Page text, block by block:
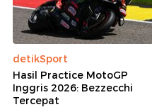
detikSport
Hasil Practice MotoGP
Inggris 2026: Bezzecchi
Tercepat